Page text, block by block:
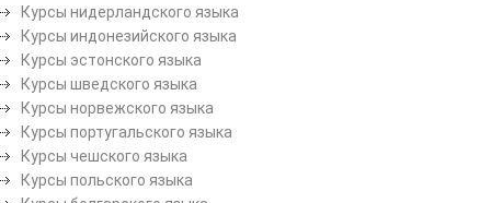
Курсы нидерландского языка
Курсы индонезийского языка
Курсы эстонского языка
Курсы шведского языка
Курсы норвежского языка
Курсы португальского языка
Курсы чешского языка
Курсы польского языка